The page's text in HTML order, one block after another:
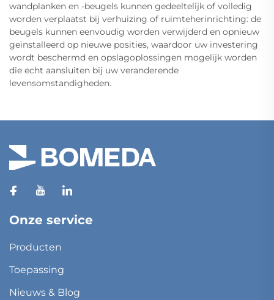
wandplanken en -beugels kunnen gedeeltelijk of volledig
worden verplaatst bij verhuizing of ruimteherinrichting: de
beugels kunnen eenvoudig worden verwijderd en opnieuw
geïnstalleerd op nieuwe posities, waardoor uw investering
wordt beschermd en opslagoplossingen mogelijk worden
die echt aansluiten bij uw veranderende
levensomstandigheden.
Onze service
Producten
Toepassing
Nieuws & Blog